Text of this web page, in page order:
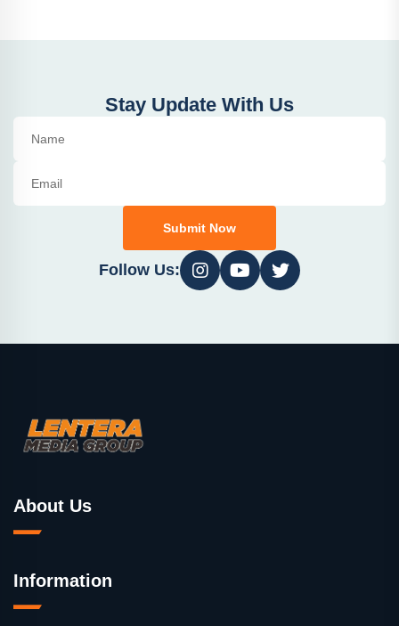
Stay Update With Us
Submit Now
Follow Us:
About Us
Information